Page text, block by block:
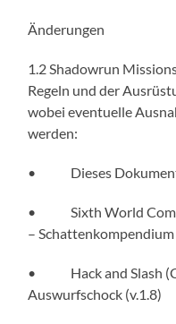
Änderungen
1.2 Shadowrun
Regeln und der
wobei eventuelle
werden:
• Dieses Dokument
• Sixth World
– Schattenkompendium
• Hack and Slash
Auswurfschock (v.1.8)